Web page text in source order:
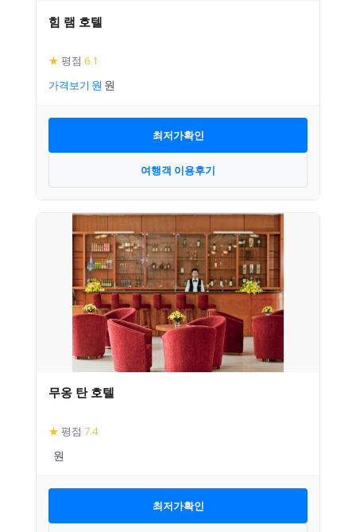
힘 램 호텔
★ 평점 6.1
가격보기
최저가확인
여행객 이용후기
무옹 탄 호텔
★ 평점 7.4
최저가확인